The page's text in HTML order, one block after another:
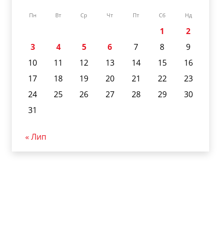
Пн Вт Ср Чт Пт Сб Нд
1
2
3
4 5 6 7 8
9
10
11 12 13 14 15
16
17
18 19 20 21 22
23
24
25 26 27 28 29
30
31
« Лип